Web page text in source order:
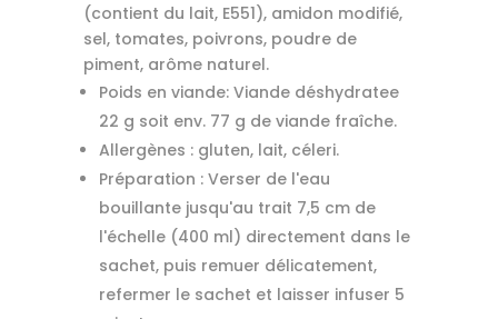
(contient du lait, E551), amidon modifié,
sel, tomates, poivrons, poudre de
piment, arôme naturel.
Poids en viande: Viande déshydratee
22 g soit env. 77 g de viande fraîche.
Allergènes : gluten, lait, céleri.
Préparation : Verser de l'eau
bouillante jusqu'au trait 7,5 cm de
l'échelle (400 ml) directement dans le
sachet, puis remuer délicatement,
refermer le sachet et laisser infuser 5